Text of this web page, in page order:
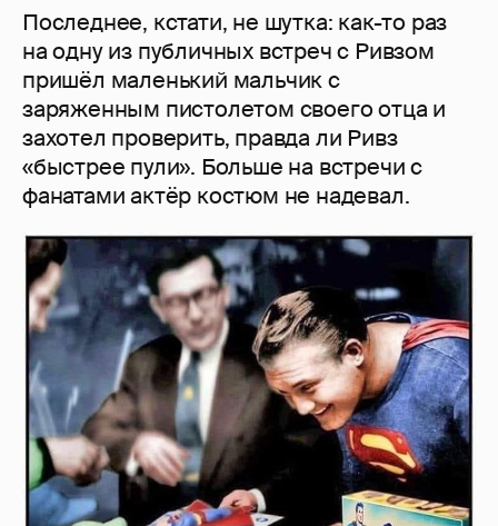
Последнее, кстати, не шутка: как-то раз
на одну из публичных встреч с Ривзом
пришёл маленький мальчик с
заряженным пистолетом своего отца и
захотел проверить, правда ли Ривз
«быстрее пули». Больше на встречи с
фанатами актёр костюм не надевал.